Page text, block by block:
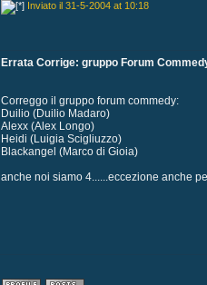
Inviato il 31-5-2004 at 10:18
Errata Corrige: gruppo Forum
Correggo il gruppo forum commedy:
Duilio (Duilio Madaro)
Alexx (Alex Longo)
Heidi (Luigia Scigliuzzo)
Blackangel (Marco di Gioia)
anche noi siamo 4......eccezione anche